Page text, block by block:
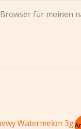
für meinen
Ursprünglicher
Aktueller